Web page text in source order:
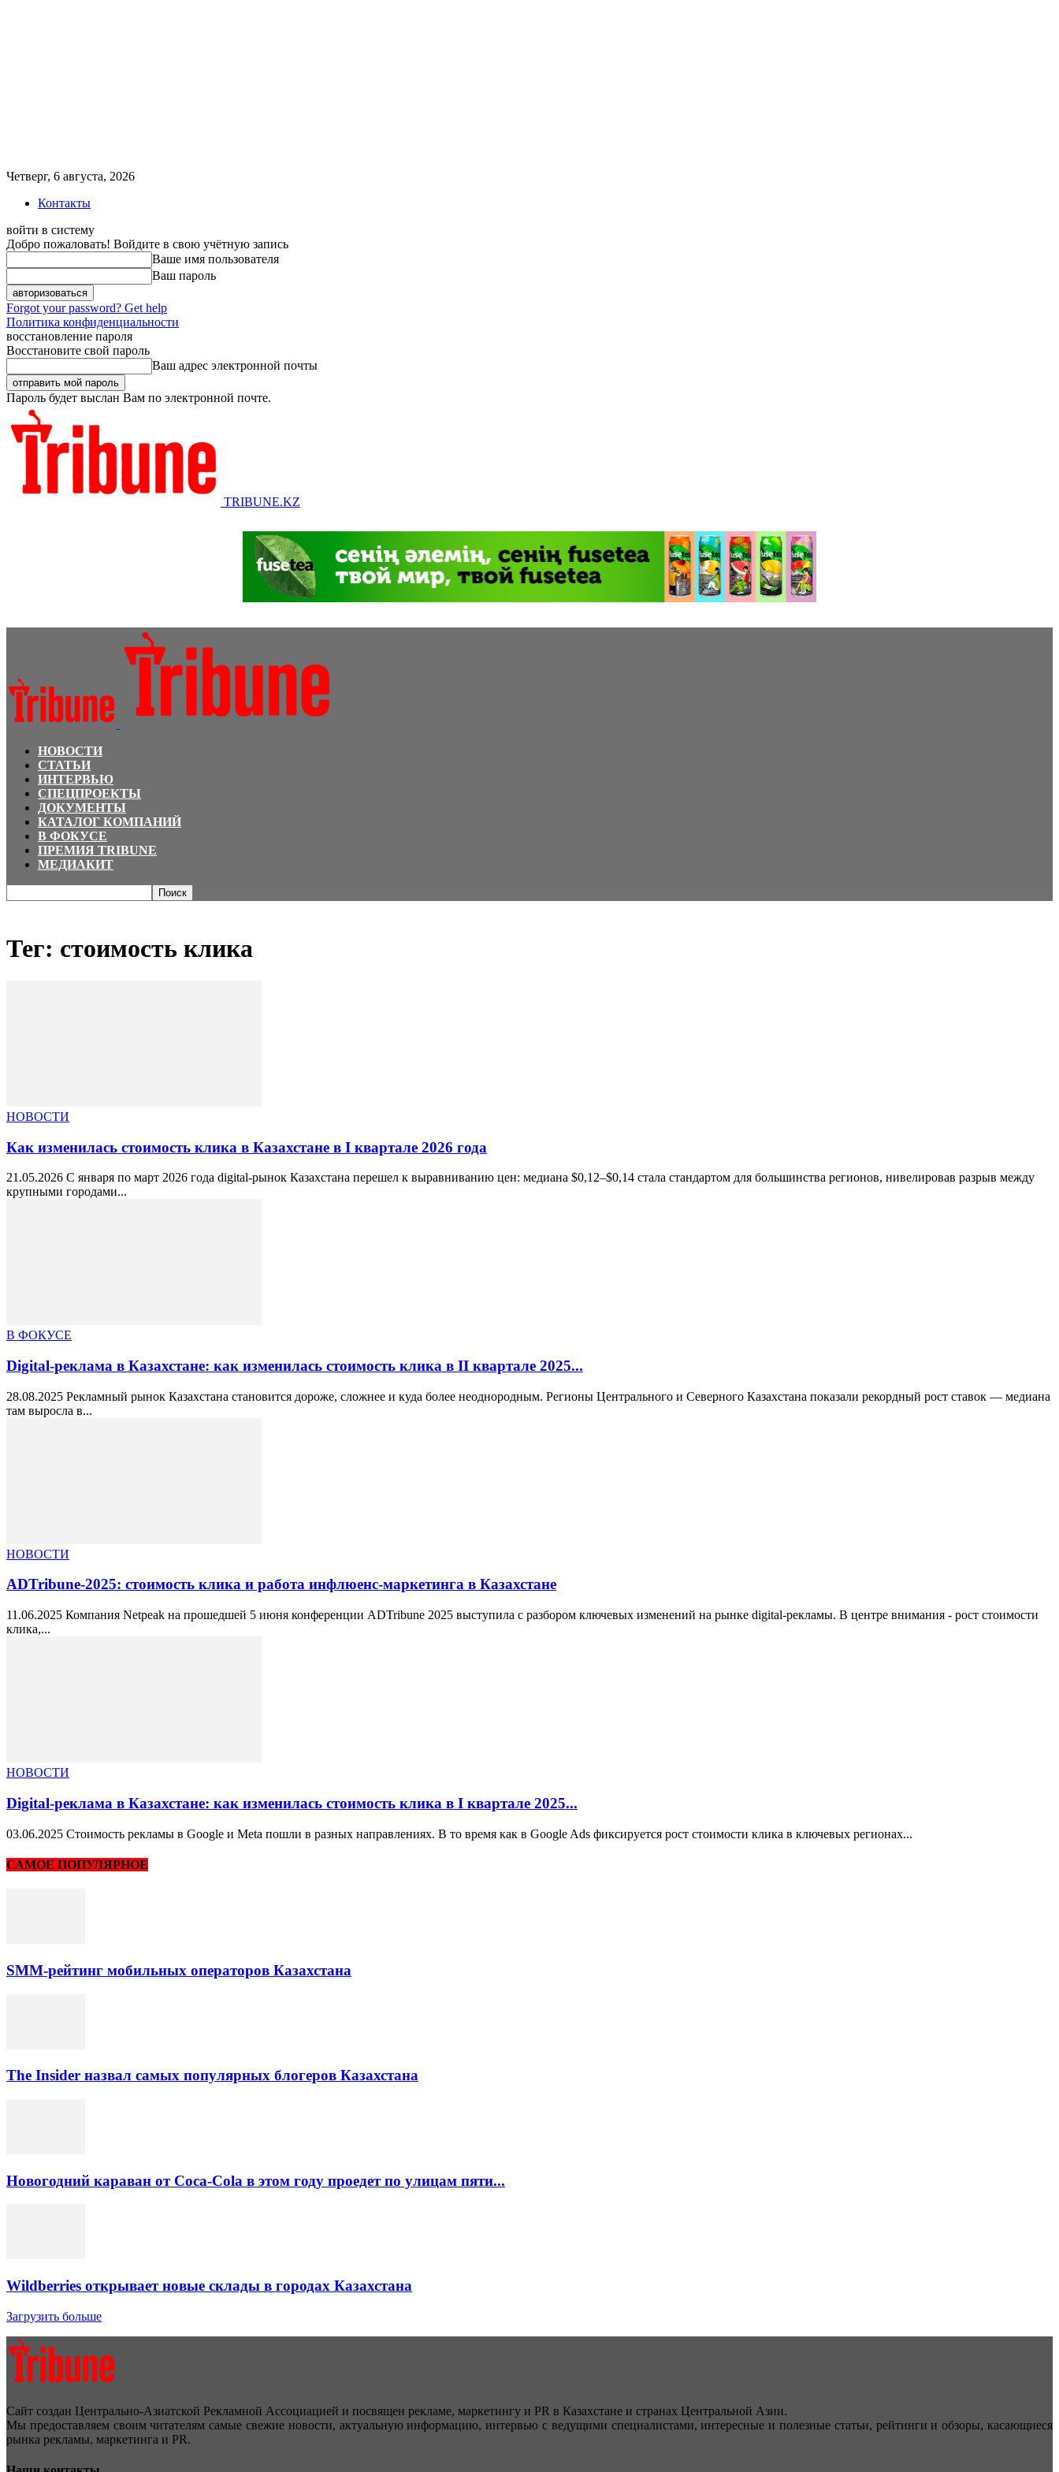
Четверг, 6 августа, 2026
Контакты
войти в систему
Добро пожаловать! Войдите в свою учётную запись
Ваше имя пользователя
Ваш пароль
Forgot your password? Get help
Политика конфиденциальности
восстановление пароля
Восстановите свой пароль
Ваш адрес электронной почты
Пароль будет выслан Вам по электронной почте.
TRIBUNE.KZ
НОВОСТИ
СТАТЬИ
ИНТЕРВЬЮ
СПЕЦПРОЕКТЫ
ДОКУМЕНТЫ
КАТАЛОГ КОМПАНИЙ
В ФОКУСЕ
ПРЕМИЯ TRIBUNE
МЕДИАКИТ
Тег: стоимость клика
НОВОСТИ
Как изменилась стоимость клика в Казахстане в I квартале 2026 года
21.05.2026 С января по март 2026 года digital-рынок Казахстана перешел к выравниванию цен: медиана $0,12–$0,14 стала стандартом для большинства регионов, нивелировав разрыв между
крупными городами...
В ФОКУСЕ
Digital-реклама в Казахстане: как изменилась стоимость клика в II квартале 2025...
28.08.2025 Рекламный рынок Казахстана становится дороже, сложнее и куда более неоднородным. Регионы Центрального и Северного Казахстана показали рекордный рост ставок — медиана
там выросла в...
НОВОСТИ
ADTribune-2025: стоимость клика и работа инфлюенс-маркетинга в Казахстане
11.06.2025 Компания Netpeak на прошедшей 5 июня конференции ADTribune 2025 выступила с разбором ключевых изменений на рынке digital-рекламы. В центре внимания - рост стоимости
клика,...
НОВОСТИ
Digital-реклама в Казахстане: как изменилась стоимость клика в I квартале 2025...
03.06.2025 Стоимость рекламы в Google и Meta пошли в разных направлениях. В то время как в Google Ads фиксируется рост стоимости клика в ключевых регионах...
САМОЕ ПОПУЛЯРНОЕ
SMM-рейтинг мобильных операторов Казахстана
The Insider назвал самых популярных блогеров Казахстана
Новогодний караван от Coca-Cola в этом году проедет по улицам пяти...
Wildberries открывает новые склады в городах Казахстана
Загрузить больше
Сайт создан Центрально-Азиатской Рекламной Ассоциацией и посвящен рекламе, маркетингу и PR в Казахстане и странах Центральной Азии.
Мы предоставляем своим читателям самые свежие новости, актуальную информацию, интервью с ведущими специалистами, интересные и полезные статьи, рейтинги и обзоры, касающиеся
рынка рекламы, маркетинга и PR.